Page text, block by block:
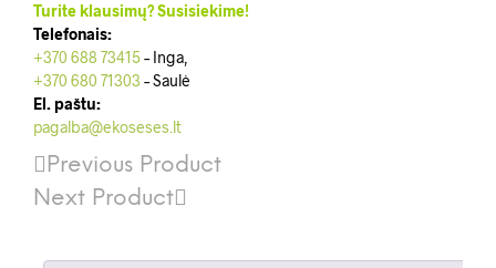
Turite klausimų? Susisiekime!
Telefonais:
+370 688 73415– Inga,
+370 680 71303 – Saulė
El. paštu:
pagalba@ekoseses.lt
Previous Product
Next Product